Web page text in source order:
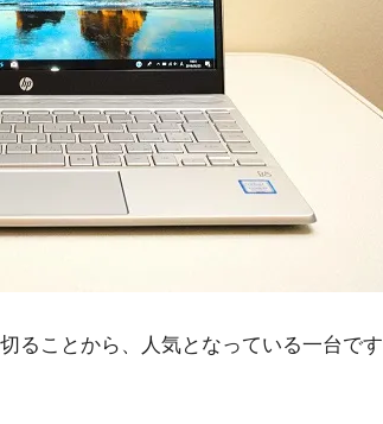
ることから、人気となっている一台です